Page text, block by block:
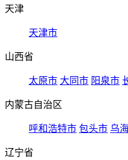
天津
天津市
山西省
太原市 大同市 阳泉市
内蒙古自治区
呼和浩特市 包头市 乌
辽宁省